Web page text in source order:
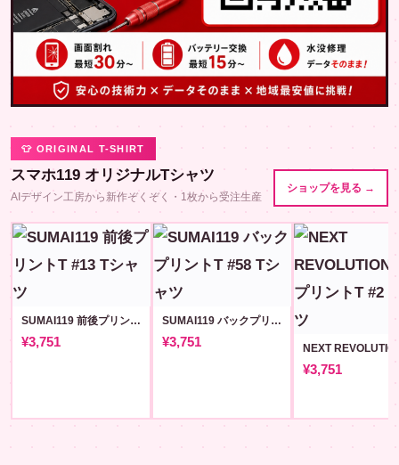
👕 ORIGINAL T-SHIRT
スマホ119 オリジナルTシャツ
AIデザイン工房から新作ぞくぞく・1枚から受注生産
ショップを見る →
SUMAI119 前後プリントT #13
¥3,751
SUMAI119 バックプリントT #58
¥3,751
¥3,751